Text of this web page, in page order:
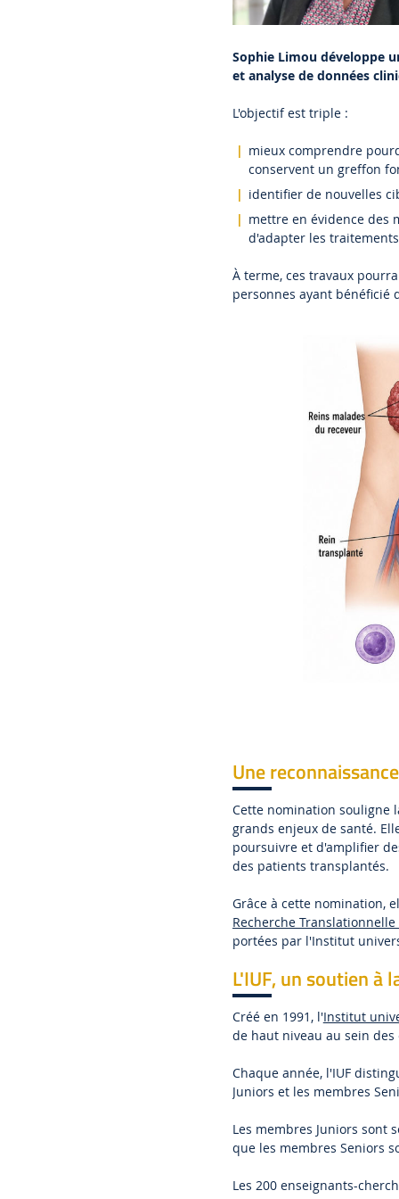
Sophie Limou développe
et analyse de données
L'objectif est triple :
mieux comprendre
conservent un greffon
identifier de nouvelles
mettre en évidence des
d'adapter les
À terme, ces travaux
personnes ayant
Une
Cette nomination souligne
grands enjeux de santé.
poursuivre et d'amplifier
des patients transplantés.
Grâce à cette nomination,
Recherche
portées par l'Institut
L'IUF, un soutien à
Créé en 1991, l'Institut
de haut niveau au sein
Chaque année, l'IUF
Juniors et les membres
Les membres Juniors sont
que les membres Seniors
Les 200 enseignants-